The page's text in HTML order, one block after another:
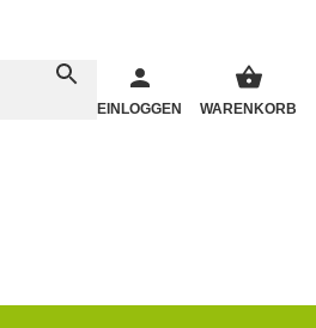
EINLOGGEN WARENKORB